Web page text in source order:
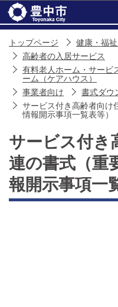
トップページ 健康・福
高齢者の入居サービス
有料老人ホーム・サービ
ーム（ケアハウス）
事業者向け
書式ダウ
サービス付き高齢者向け
情報開示事項一覧表等）
サービス付き
連の書式（重
報開示事項一